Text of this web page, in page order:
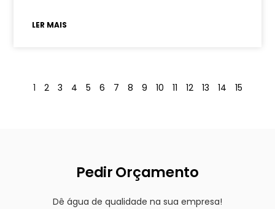
LER MAIS
1 2 3 4 5 6 7 8 9 10 11 12 13 14 15
Pedir Orçamento
Dê água de qualidade na sua empresa!